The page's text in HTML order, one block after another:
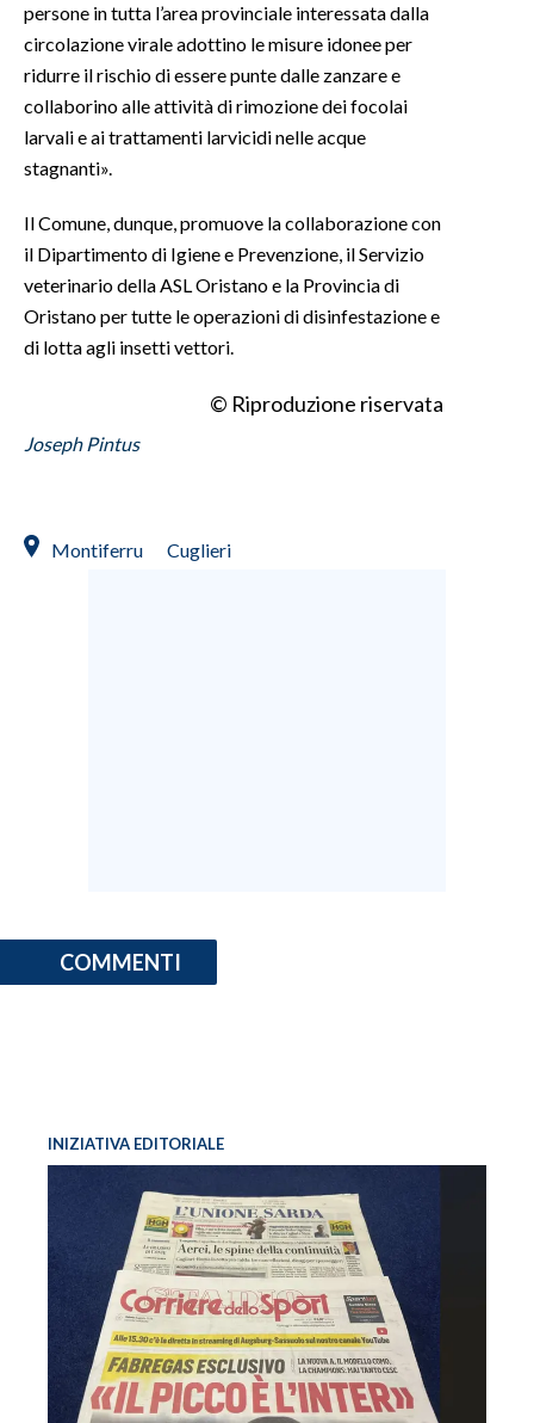
PUBBLICITÀ
SPIAGGE
STORE
persone in tutta l’area provinciale interessata dalla
circolazione virale adottino le misure idonee per
ridurre il rischio di essere punte dalle zanzare e
collaborino alle attività di rimozione dei focolai
larvali e ai trattamenti larvicidi nelle acque
stagnanti».
Il Comune, dunque, promuove la collaborazione con
il Dipartimento di Igiene e Prevenzione, il Servizio
veterinario della ASL Oristano e la Provincia di
Oristano per tutte le operazioni di disinfestazione e
di lotta agli insetti vettori.
© Riproduzione riservata
Joseph Pintus
Montiferru Cuglieri
COMMENTI
INIZIATIVA EDITORIALE